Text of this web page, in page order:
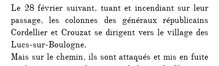
Le 28 février suivant, tuant et incendiant sur leur
passage, les colonnes des généraux républicains
Cordellier et Crouzat se dirigent vers le village des
Lucs-sur-Boulogne.
Mais sur le chemin, ils sont attaqués et mis en fuite